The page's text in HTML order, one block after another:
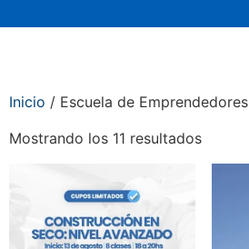
Inicio / Escuela de Emprendedores
Mostrando los 11 resultados